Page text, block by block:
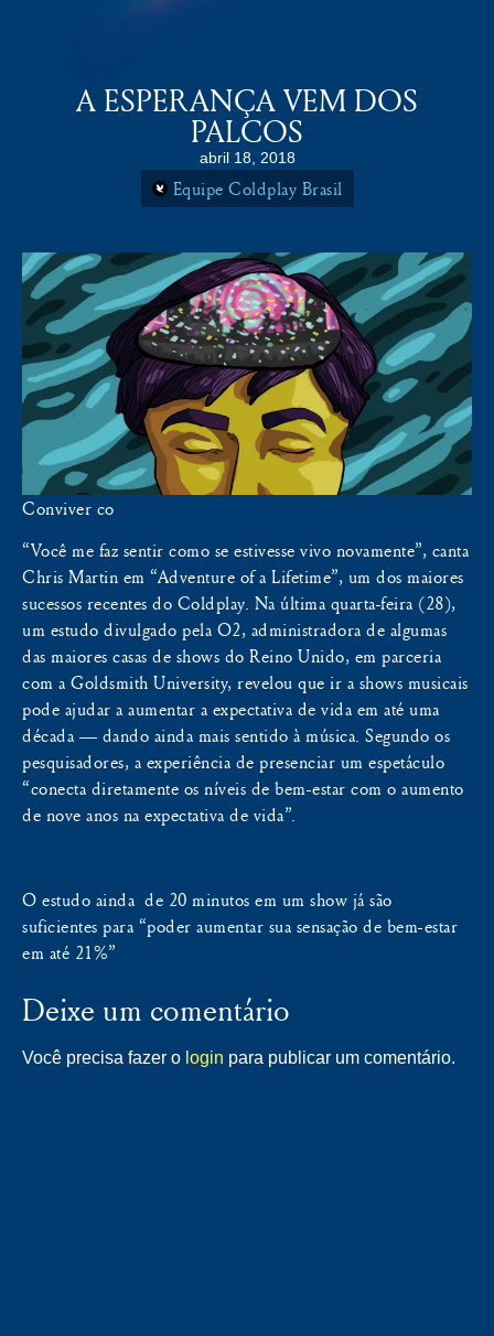
A ESPERANÇA VEM DOS
PALCOS
abril 18, 2018
Equipe Coldplay Brasil
Conviver co
“Você me faz sentir como se estivesse vivo novamente”, canta
Chris Martin em “Adventure of a Lifetime”, um dos maiores
sucessos recentes do Coldplay. Na última quarta-feira (28),
um estudo divulgado pela O2, administradora de algumas
das maiores casas de shows do Reino Unido, em parceria
com a Goldsmith University, revelou que ir a shows musicais
pode ajudar a aumentar a expectativa de vida em até uma
década — dando ainda mais sentido à música. Segundo os
pesquisadores, a experiência de presenciar um espetáculo
“conecta diretamente os níveis de bem-estar com o aumento
de nove anos na expectativa de vida”.
O estudo ainda de 20 minutos em um show já são
suficientes para “poder aumentar sua sensação de bem-estar
em até 21%”
Deixe um comentário
Você precisa fazer o login para publicar um comentário.